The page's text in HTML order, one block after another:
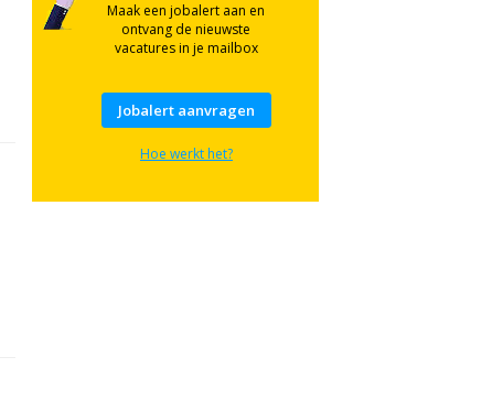
Maak een jobalert aan en
ontvang de nieuwste
vacatures in je mailbox
Jobalert aanvragen
Hoe werkt het?